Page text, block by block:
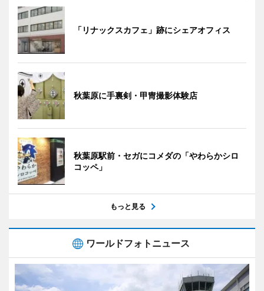
「リナックスカフェ」跡にシェアオフィス
秋葉原に手裏剣・甲冑撮影体験店
秋葉原駅前・セガにコメダの「やわらかシロ
コッペ」
もっと見る
ワールドフォトニュース